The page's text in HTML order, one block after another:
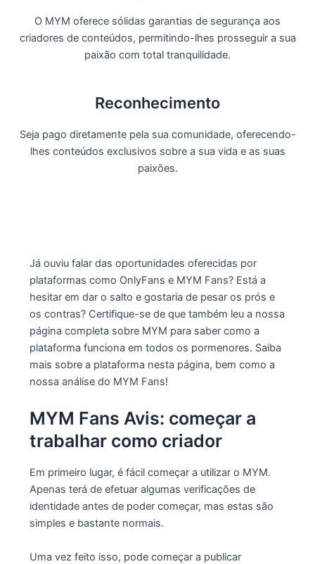
O MYM oferece sólidas garantias de segurança aos
criadores de conteúdos, permitindo-lhes prosseguir a sua
paixão com total tranquilidade.
Reconhecimento
Seja pago diretamente pela sua comunidade, oferecendo-
lhes conteúdos exclusivos sobre a sua vida e as suas
paixões.
Já ouviu falar das oportunidades oferecidas por
plataformas como OnlyFans e MYM Fans? Está a
hesitar em dar o salto e gostaria de pesar os prós e
os contras? Certifique-se de que também leu a nossa
página completa sobre MYM para saber como a
plataforma funciona em todos os pormenores. Saiba
mais sobre a plataforma nesta página, bem como a
nossa análise do MYM Fans!
MYM Fans Avis: começar a
trabalhar como criador
Em primeiro lugar, é fácil começar a utilizar o MYM.
Apenas terá de efetuar algumas verificações de
identidade antes de poder começar, mas estas são
simples e bastante normais.
Uma vez feito isso, pode começar a publicar